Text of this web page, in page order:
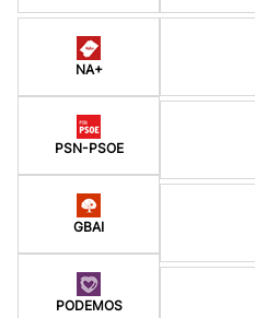
NA+
PSN-PSOE
GBAI
PODEMOS